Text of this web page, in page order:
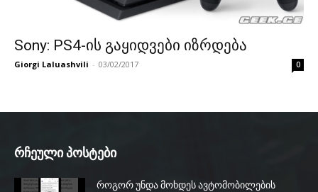
Sony: PS4-ის გაყიდვები იზრდება
Giorgi Laluashvili - 03/02/2017 0
რჩეული პოსტები
როგორ უნდა მოხდეს ავტომობილების